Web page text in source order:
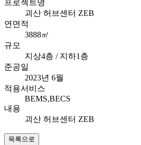
프로젝트명
괴산 허브센터 ZEB
연면적
3888㎡
규모
지상4층 / 지하1층
준공일
2023년 6월
적용서비스
BEMS,BECS
내용
괴산 허브센터 ZEB
목록으로